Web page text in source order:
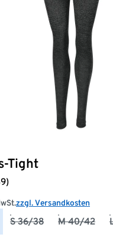
Tight
zzgl. Versandkosten
S 36/38 M 40/42